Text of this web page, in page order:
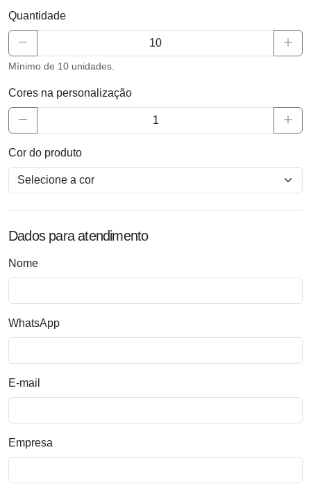
Quantidade
Mínimo de 10 unidades.
Cores na personalização
Cor do produto
Dados para atendimento
Nome
WhatsApp
E-mail
Empresa